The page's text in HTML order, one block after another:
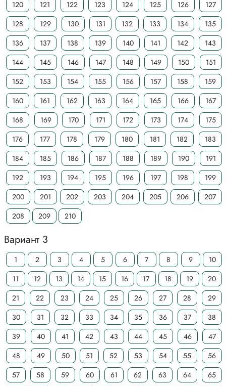
120 121 122 123 124 125 126
127
128
129 130 131 132 133 134
135
136
137 138 139 140 141 142
143
144
145 146 147 148 149 150
151
152
153 154 155 156 157 158
159
160
161 162 163 164 165 166
167
168
169 170 171 172 173 174
175
176
177 178 179 180 181 182
183
184
185 186 187 188 189 190
191
192
193 194 195 196 197 198
199
200
201 202 203 204 205 206
207
208
209 210
Вариант 3
1 2 3 4 5 6 7 8 9
10
11
12 13 14 15 16 17 18 19
20
21
22 23 24 25 26 27 28
29
30
31 32 33 34 35 36 37
38
39
40 41 42 43 44 45 46
47
48
49 50 51 52 53 54 55
56
57
58 59 60 61 62 63 64
65